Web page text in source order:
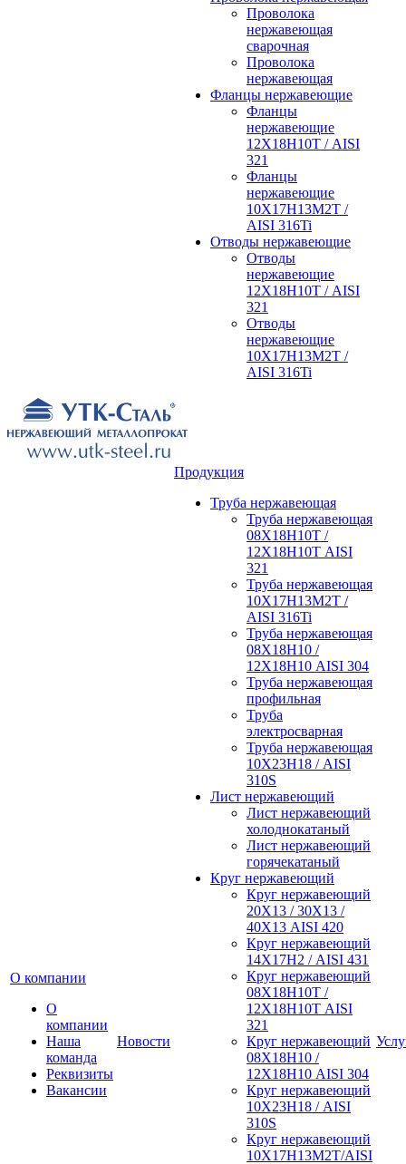
Проволока
нержавеющая
сварочная
Проволока
нержавеющая
Фланцы нержавеющие
Фланцы
нержавеющие
12Х18Н10Т / AISI
321
Фланцы
нержавеющие
10Х17Н13М2Т /
AISI 316Ti
Отводы нержавеющие
Отводы
нержавеющие
12Х18Н10Т / AISI
321
Отводы
нержавеющие
10Х17Н13М2Т /
AISI 316Ti
О компании
О
компании
Наша
команда
Реквизиты
Вакансии
Новости
Продукция
Труба нержавеющая
Труба нержавеющая
08Х18Н10Т /
12Х18Н10Т AISI
321
Труба нержавеющая
10Х17Н13М2Т /
AISI 316Ti
Труба нержавеющая
08Х18Н10 /
12Х18Н10 AISI 304
Труба нержавеющая
профильная
Труба
электросварная
Труба нержавеющая
10Х23Н18 / AISI
310S
Лист нержавеющий
Лист нержавеющий
холоднокатаный
Лист нержавеющий
горячекатаный
Круг нержавеющий
Круг нержавеющий
20Х13 / 30Х13 /
40Х13 AISI 420
Круг нержавеющий
14Х17Н2 / AISI 431
Круг нержавеющий
08Х18Н10Т /
12Х18Н10Т AISI
321
Круг нержавеющий
08Х18Н10 /
12Х18Н10 AISI 304
Круг нержавеющий
10Х23Н18 / AISI
310S
Круг нержавеющий
10Х17Н13М2Т/AISI